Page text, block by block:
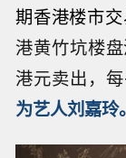
期香港楼市交
港黄竹坑楼
港元卖出，
为艺人刘嘉玲。